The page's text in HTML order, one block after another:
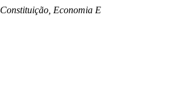
Constituição, Economia E